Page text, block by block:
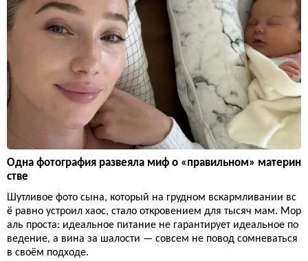
Одна фотография развеяла миф о «правильном» материн
стве
Шутливое фото сына, который на грудном вскармливании вс
ё равно устроил хаос, стало откровением для тысяч мам. Мор
аль проста: идеальное питание не гарантирует идеальное по
ведение, а вина за шалости — совсем не повод сомневаться
в своём подходе.